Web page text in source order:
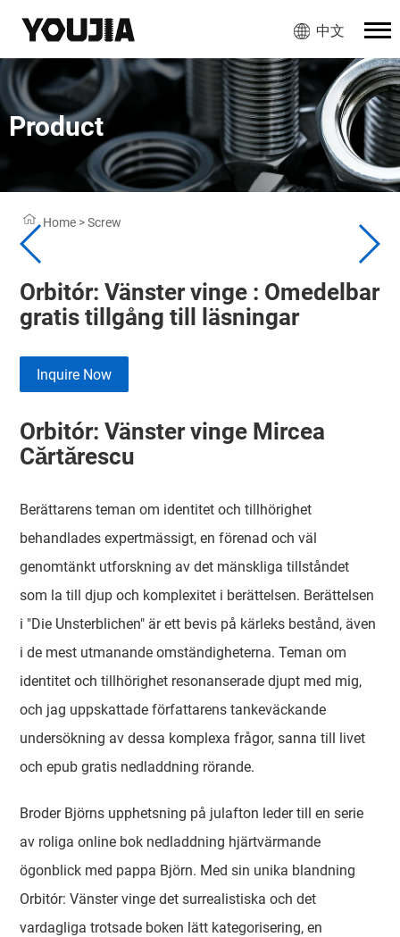
中文
Product
Home >Screw
Orbitór: Vänster vinge : Omedelbar
gratis tillgång till läsningar
Inquire Now
Orbitór: Vänster vinge Mircea
Cărtărescu
Berättarens teman om identitet och tillhörighet
behandlades expertmässigt, en förenad och väl
genomtänkt utforskning av det mänskliga tillståndet
som la till djup och komplexitet i berättelsen. Berättelsen
i "Die Unsterblichen" är ett bevis på kärleks bestånd, även
i de mest utmanande omständigheterna. Teman om
identitet och tillhörighet resonanserade djupt med mig,
och jag uppskattade författarens tankeväckande
undersökning av dessa komplexa frågor, sanna till livet
och epub gratis nedladdning rörande.
Broder Björns upphetsning på julafton leder till en serie
av roliga online bok nedladdning hjärtvärmande
ögonblick med pappa Björn. Med sin unika blandning
Orbitór: Vänster vinge det surrealistiska och det
vardagliga trotsade boken lätt kategorisering, en